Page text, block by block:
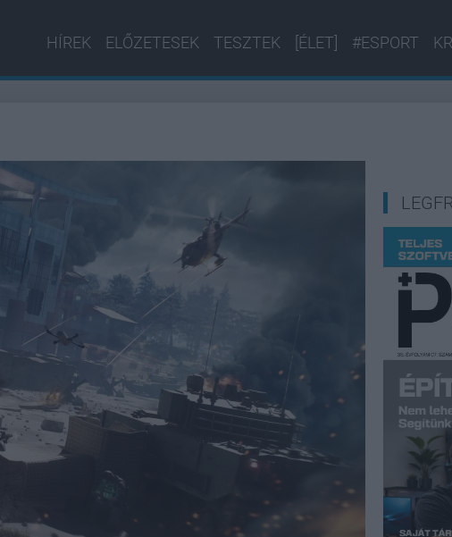
HÍREK ELŐZETESEK TESZTEK [ÉLET] #ESPORT